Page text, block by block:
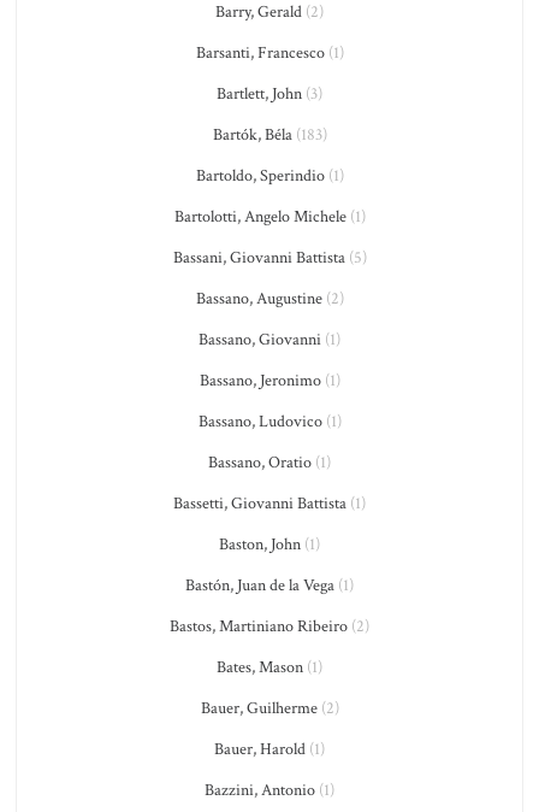
Barry, Gerald (2)
Barsanti, Francesco(1)
Bartlett, John (3)
Bartók, Béla(183)
Bartoldo, Sperindio(1)
Bartolotti, Angelo Michele(1)
Bassani, Giovanni Battista(5)
Bassano, Augustine(2)
Bassano, Giovanni (1)
Bassano, Jeronimo(1)
Bassano, Ludovico(1)
Bassano, Oratio (1)
Bassetti, Giovanni Battista (1)
Baston, John (1)
Bastón, Juan de la Vega (1)
Bastos, Martiniano Ribeiro (2)
Bates, Mason (1)
Bauer, Guilherme(2)
Bauer, Harold (1)
Bazzini, Antonio (1)